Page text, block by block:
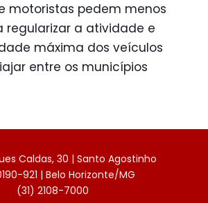
motoristas pedem menos
regularizar a atividade e
máxima dos veículos
entre os municípios
Caldas, 30 | Santo Agostinho
921 | Belo Horizonte/MG
(31) 2108-7000